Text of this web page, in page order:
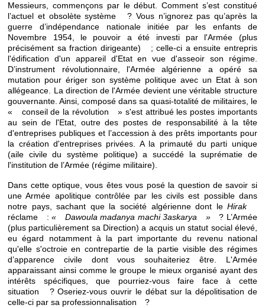
Messieurs, commençons par le début. Comment s’est constitué
l’actuel et obsolète système ? Vous n’ignorez pas qu’après la
guerre d’indépendance nationale initiée par les enfants de
Novembre 1954, le pouvoir a été investi par l'Armée (plus
précisément sa fraction dirigeante) ; celle-ci a ensuite entrepris
l'édification d'un appareil d'Etat en vue d'asseoir son régime.
D’instrument révolutionnaire, l'Armée algérienne a opéré sa
mutation pour ériger son système politique avec un Etat à son
allégeance. La direction de l'Armée devient une véritable structure
gouvernante. Ainsi, composé dans sa quasi-totalité de militaires, le
« conseil de la révolution » s'est attribué les postes importants
au sein de l'Etat, outre des postes de responsabilité à la tête
d'entreprises publiques et l’accession à des prêts importants pour
la création d'entreprises privées. A la primauté du parti unique
(aile civile du système politique) a succédé la suprématie de
l'institution de l’Armée (régime militaire).
Dans cette optique, vous êtes vous posé la question de savoir si
une Armée apolitique contrôlée par les civils est possible dans
notre pays, sachant que la société algérienne dont leHirak
réclame :« Dawoula madanya machi 3askarya »? L’Armée
(plus particulièrement sa Direction) a acquis un statut social élevé,
eu égard notamment à la part importante du revenu national
qu'elle s'octroie en contrepartie de la partie visible des régimes
d’apparence civile dont vous souhaiteriez être. L'Armée
apparaissant ainsi comme le groupe le mieux organisé ayant des
intérêts spécifiques, que pourriez-vous faire face à cette
situation ? Oseriez-vous ouvrir le débat sur la dépolitisation de
celle-ci par sa professionnalisation ?